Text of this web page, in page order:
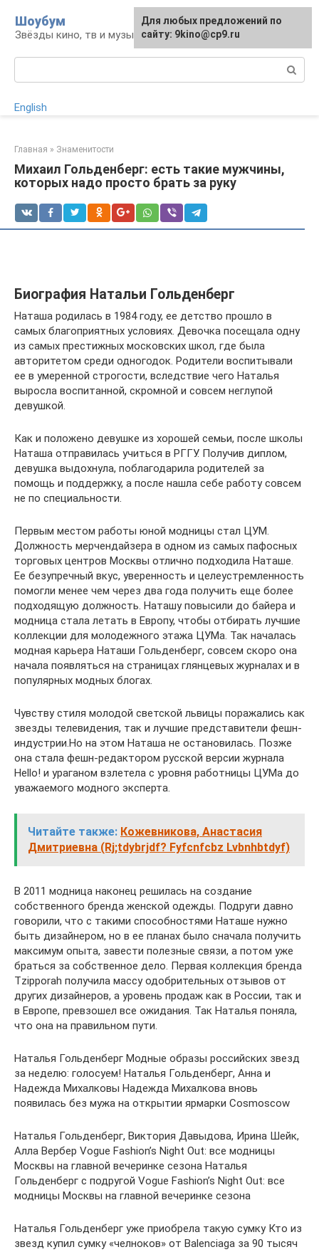
контенту
Шоубум
Звёзды кино, тв и музыки
English
Главная » Знаменитости
Михаил Гольденберг: есть такие мужчины,
которых надо просто брать за руку
Биография Натальи Гольденберг
Наташа родилась в 1984 году, ее детство прошло в
самых благоприятных условиях. Девочка посещала одну
из самых престижных московских школ, где была
авторитетом среди одногодок. Родители воспитывали
ее в умеренной строгости, вследствие чего Наталья
выросла воспитанной, скромной и совсем неглупой
девушкой.
Как и положено девушке из хорошей семьи, после школы
Наташа отправилась учиться в РГГУ. Получив диплом,
девушка выдохнула, поблагодарила родителей за
помощь и поддержку, а после нашла себе работу совсем
не по специальности.
Первым местом работы юной модницы стал ЦУМ.
Должность мерчендайзера в одном из самых пафосных
торговых центров Москвы отлично подходила Наташе.
Ее безупречный вкус, уверенность и целеустремленность
помогли менее чем через два года получить еще более
подходящую должность. Наташу повысили до байера и
модница стала летать в Европу, чтобы отбирать лучшие
коллекции для молодежного этажа ЦУМа. Так началась
модная карьера Наташи Гольденберг, совсем скоро она
начала появляться на страницах глянцевых журналах и в
популярных модных блогах.
Чувству стиля молодой светской львицы поражались как
звезды телевидения, так и лучшие представители фешн-
индустрии.Но на этом Наташа не остановилась. Позже
она стала фешн-редактором русской версии журнала
Hello! и ураганом взлетела с уровня работницы ЦУМа до
уважаемого модного эксперта.
Читайте также: Кожевникова, Анастасия
Дмитриевна (Rj;tdybrjdf? Fyfcnfcbz Lvbnhbtdyf)
В 2011 модница наконец решилась на создание
собственного бренда женской одежды. Подруги давно
говорили, что с такими способностями Наташе нужно
быть дизайнером, но в ее планах было сначала получить
максимум опыта, завести полезные связи, а потом уже
браться за собственное дело. Первая коллекция бренда
Tzipporah получила массу одобрительных отзывов от
других дизайнеров, а уровень продаж как в России, так и
в Европе, превзошел все ожидания. Так Наталья поняла,
что она на правильном пути.
Наталья Гольденберг Модные образы российских звезд
за неделю: голосуем! Наталья Гольденберг, Анна и
Надежда Михалковы Надежда Михалкова вновь
появилась без мужа на открытии ярмарки Cosmoscow
Наталья Гольденберг, Виктория Давыдова, Ирина Шейк,
Алла Вербер Vogue Fashion’s Night Out: все модницы
Москвы на главной вечеринке сезона Наталья
Гольденберг с подругой Vogue Fashion’s Night Out: все
модницы Москвы на главной вечеринке сезона
Наталья Гольденберг уже приобрела такую сумку Кто из
звезд купил сумку «челноков» от Balenciaga за 90 тысяч
Для любых предложений по
сайту: 9kino@cp9.ru